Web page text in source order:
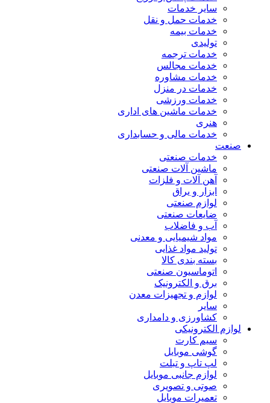
سایر خدمات
خدمات حمل و نقل
خدمات بیمه
تولیدی
خدمات ترجمه
خدمات مجالس
خدمات مشاوره
خدمات در منزل
خدمات ورزشی
خدمات ماشین های اداری
هنری
خدمات مالی و حسابداری
صنعت
خدمات صنعتی
ماشین آلات صنعتی
آهن آلات و فلزات
ابزار و یراق
لوازم صنعتی
ضایعات صنعتی
آب و فاضلاب
مواد شیمیایی و معدنی
تولید مواد غذایی
بسته بندی کالا
اتوماسیون صنعتی
برق و الکترونیک
لوازم و تجهیزات معدن
سایر
کشاورزی و دامداری
لوازم الکترونیکی
سیم کارت
گوشی موبایل
لپ تاپ و تبلت
لوازم جانبی موبایل
صوتی و تصویری
تعمیرات موبایل